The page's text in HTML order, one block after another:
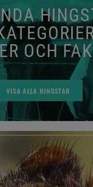
OCH
VISA ALLA HINGSTAR